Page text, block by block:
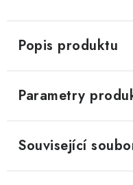
Popis produktu
Parametry
Související